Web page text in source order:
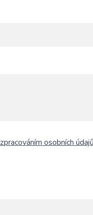
zpracováním osobních